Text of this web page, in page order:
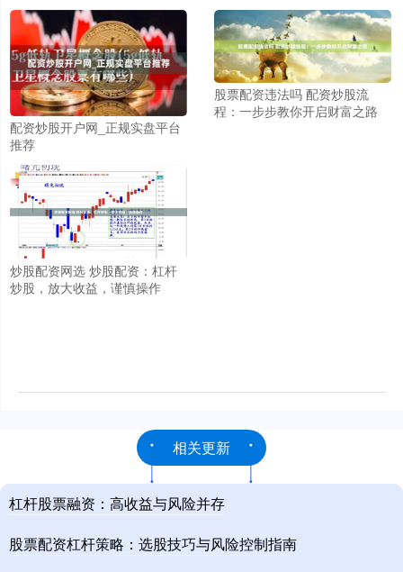
配资炒股开户网_正规实盘平台
推荐
股票配资违法吗 配资炒股流
程：一步步教你开启财富之路
炒股配资网选 炒股配资：杠杆
炒股，放大收益，谨慎操作
相关更新
杠杆股票融资：高收益与风险并存
股票配资杠杆策略：选股技巧与风险控制指南